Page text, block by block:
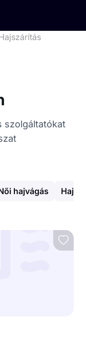
szolgáltatókat
hajvágás